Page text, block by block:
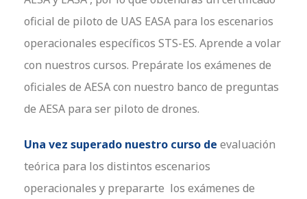
oficial de piloto de UAS EASA para los escenarios
operacionales específicos STS-ES. Aprende a volar
con nuestros cursos. Prepárate los exámenes de
oficiales de AESA con nuestro banco de preguntas
de AESA para ser piloto de drones.
Una vez superado nuestro curso de evaluación
teórica para los distintos escenarios
operacionales y prepararte los exámenes de